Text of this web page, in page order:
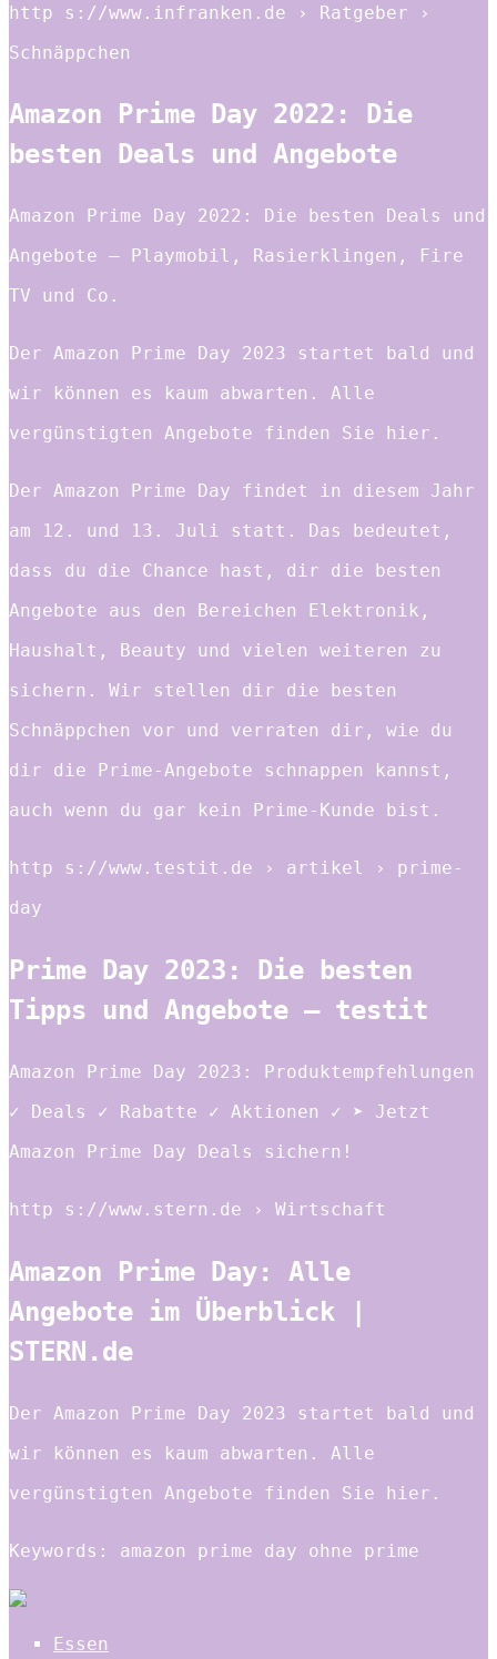
http s://www.infranken.de › Ratgeber ›
Schnäppchen
Amazon Prime Day 2022: Die
besten Deals und Angebote
Amazon Prime Day 2022: Die besten Deals und
Angebote – Playmobil, Rasierklingen, Fire
TV und Co.
Der Amazon Prime Day 2023 startet bald und
wir können es kaum abwarten. Alle
vergünstigten Angebote finden Sie hier.
Der Amazon Prime Day findet in diesem Jahr
am 12. und 13. Juli statt. Das bedeutet,
dass du die Chance hast, dir die besten
Angebote aus den Bereichen Elektronik,
Haushalt, Beauty und vielen weiteren zu
sichern. Wir stellen dir die besten
Schnäppchen vor und verraten dir, wie du
dir die Prime-Angebote schnappen kannst,
auch wenn du gar kein Prime-Kunde bist.
http s://www.testit.de › artikel › prime-
day
Prime Day 2023: Die besten
Tipps und Angebote – testit
Amazon Prime Day 2023: Produktempfehlungen
✓ Deals ✓ Rabatte ✓ Aktionen ✓ ➤ Jetzt
Amazon Prime Day Deals sichern!
http s://www.stern.de › Wirtschaft
Amazon Prime Day: Alle
Angebote im Überblick |
STERN.de
Der Amazon Prime Day 2023 startet bald und
wir können es kaum abwarten. Alle
vergünstigten Angebote finden Sie hier.
Keywords: amazon prime day ohne prime
Essen